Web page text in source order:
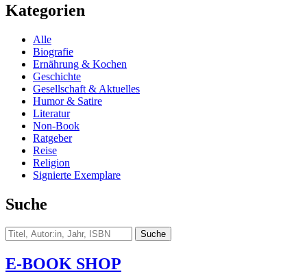
Kategorien
Alle
Biografie
Ernährung & Kochen
Geschichte
Gesellschaft & Aktuelles
Humor & Satire
Literatur
Non-Book
Ratgeber
Reise
Religion
Signierte Exemplare
Suche
E-BOOK SHOP